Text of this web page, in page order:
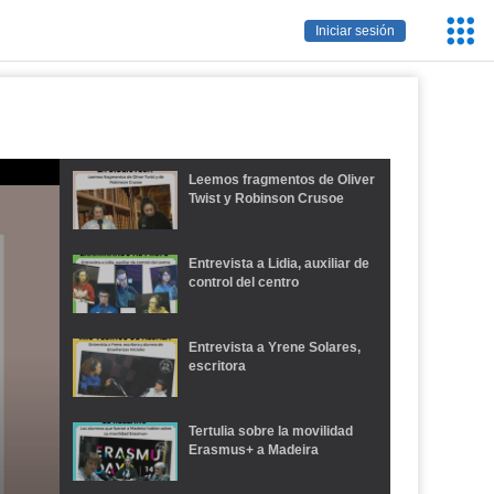
Iniciar sesión
Leemos fragmentos de Oliver
Twist y Robinson Crusoe
Entrevista a Lidia, auxiliar de
control del centro
Entrevista a Yrene Solares,
escritora
Tertulia sobre la movilidad
Erasmus+ a Madeira